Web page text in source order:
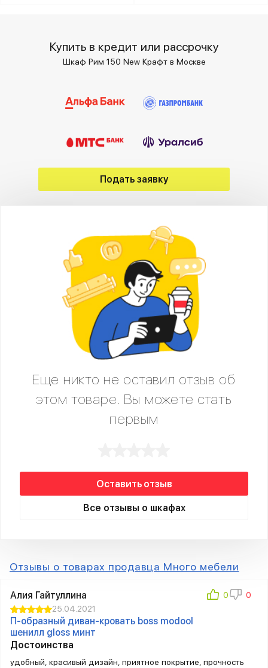
Купить в кредит или рассрочку
Шкаф Рим 150 New Крафт в Москве
Подать заявку
Еще никто не оставил отзыв об
этом товаре. Вы можете стать
первым
Оставить отзыв
Все отзывы о шкафах
Отзывы о товарах продавца Много мебели
Алия Гайтуллина
25.04.2021
П-образный диван-кровать boss modool
шенилл gloss минт
Достоинства
удобный, красивый дизайн, приятное покрытие, прочность